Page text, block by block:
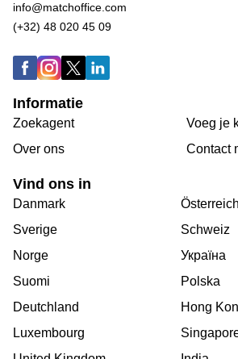
info@matchoffice.com
(+32) 48 020 45 09
Informatie
Zoekagent
Over ons
Voeg je
Сontact
Vind ons in
Danmark
Sverige
Norge
Suomi
Deutchland
Luxembourg
Österreich
Schweiz
Україна
Polska
Hong